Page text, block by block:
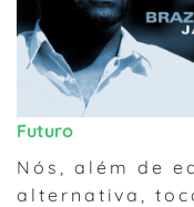
Futuro
Nós, além de
alternativa,